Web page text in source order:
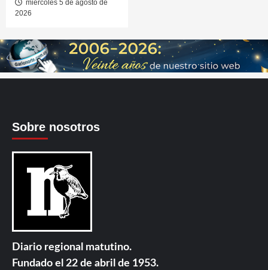
miércoles 5 de agosto de
2026
Sobre nosotros
Diario regional matutino.
Fundado el 22 de abril de 1953.